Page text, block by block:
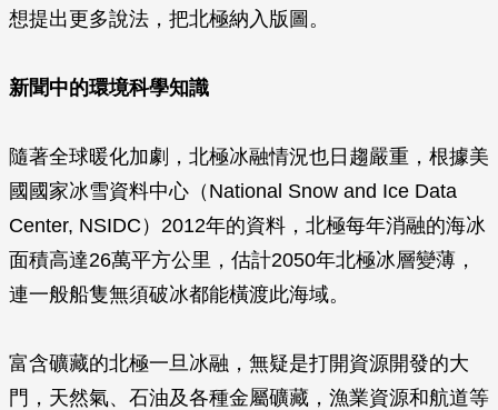
想提出更多說法，把北極納入版圖。
新聞中的環境科學知識
隨著全球暖化加劇，北極冰融情況也日趨嚴重，根據美
國國家冰雪資料中心（National Snow and Ice Data
Center, NSIDC）2012年的資料，北極每年消融的海冰
面積高達26萬平方公里，估計2050年北極冰層變薄，
連一般船隻無須破冰都能橫渡此海域。
富含礦藏的北極一旦冰融，無疑是打開資源開發的大
門，天然氣、石油及各種金屬礦藏，漁業資源和航道等